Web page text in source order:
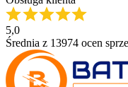
5,0
Średnia z 13974 ocen